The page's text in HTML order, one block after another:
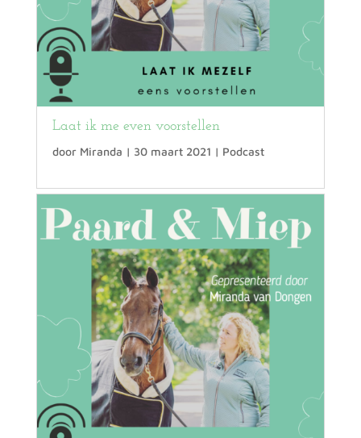
Laat ik me even voorstellen
door Miranda | 30 maart 2021 | Podcast